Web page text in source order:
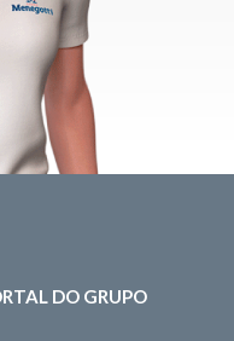
DO GRUPO